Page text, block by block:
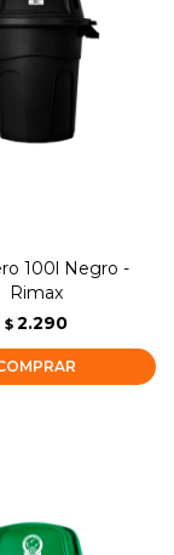
100l Negro -
Rimax
$ 2.290